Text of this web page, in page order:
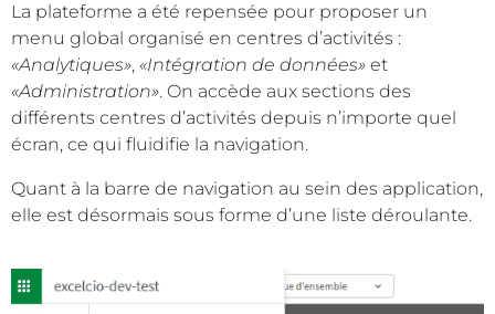
La plateforme a été repensée pour proposer un
menu global organisé en centres d’activités :
«Analytiques», «Intégration de données» et
«Administration». On accède aux sections des
différents centres d’activités depuis n’importe quel
écran, ce qui fluidifie la navigation.
Quant à la barre de navigation au sein des application,
elle est désormais sous forme d’une liste déroulante.